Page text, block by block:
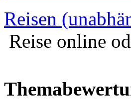
Reisen
Reise online